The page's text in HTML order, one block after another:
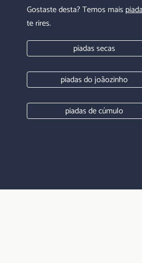
Gostaste desta? Temos mais
te rires.
piadas secas
piadas do joãozinho
piadas de cúmulo